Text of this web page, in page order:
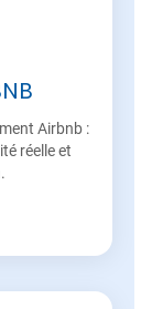
Airbnb :
réelle et